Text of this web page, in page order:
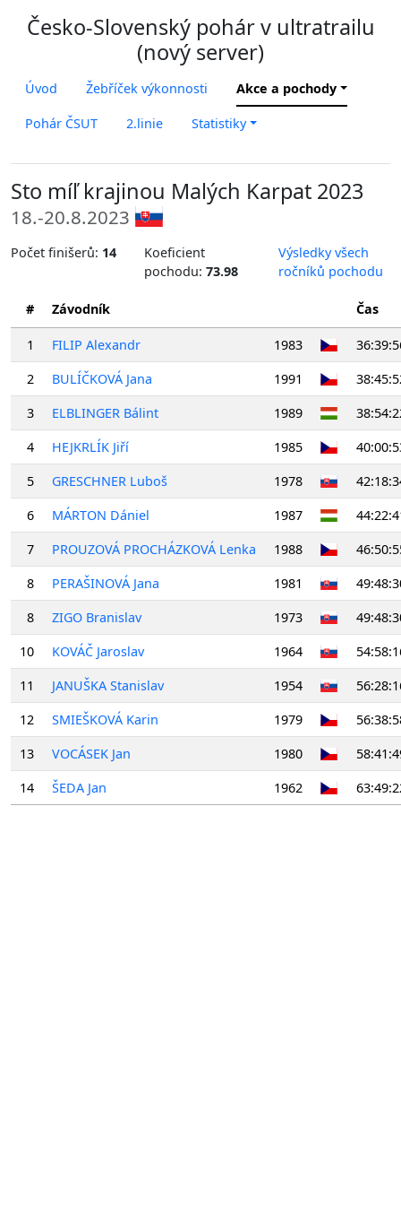
Česko-Slovenský pohár v ultratrailu
(nový server)
Úvod Žebříček výkonnosti Akce a pochody
Pohár ČSUT 2.linie Statistiky
Sto míľ krajinou Malých Karpat 2023
18.-20.8.2023
Počet finišerů: 14
Koeficient
pochodu:73.98
Výsledky všech
ročníků pochodu
# Závodník Čas
1 FILIP Alexandr 1983
2
BULÍČKOVÁ Jana 1991
3
ELBLINGER Bálint 1989
4
HEJKRLÍK Jiří 1985
5
GRESCHNER Luboš 1978
6
MÁRTON Dániel 1987
7
PROUZOVÁ PROCHÁZKOVÁ Lenka 1988
8
PERAŠINOVÁ Jana 1981
8
ZIGO Branislav 1973
10
KOVÁČ Jaroslav 1964
11
JANUŠKA Stanislav 1954
12
SMIEŠKOVÁ Karin 1979
13
VOCÁSEK Jan 1980
14
ŠEDA Jan 1962